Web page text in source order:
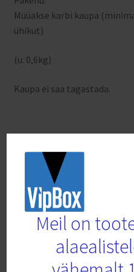
Meil on
Müüakse karbi kaupa
ühikut)
(u. 0,6kg)
Kaupa ei saa tagastada.
Seotud tooted